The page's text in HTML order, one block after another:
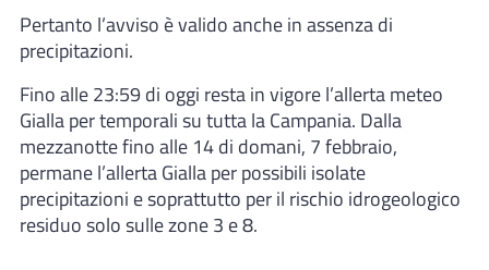
Pertanto l’avviso è valido anche in assenza di
precipitazioni.
Fino alle 23:59 di oggi resta in vigore l’allerta meteo
Gialla per temporali su tutta la Campania. Dalla
mezzanotte fino alle 14 di domani, 7 febbraio,
permane l’allerta Gialla per possibili isolate
precipitazioni e soprattutto per il rischio idrogeologico
residuo solo sulle zone 3 e 8.